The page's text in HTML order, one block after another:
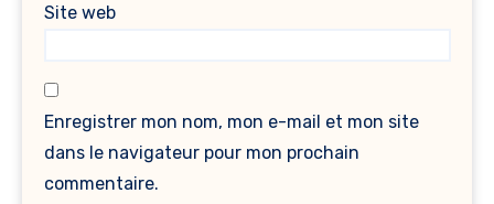
Site web
Enregistrer mon nom, mon e-mail et mon site
dans le navigateur pour mon prochain
commentaire.